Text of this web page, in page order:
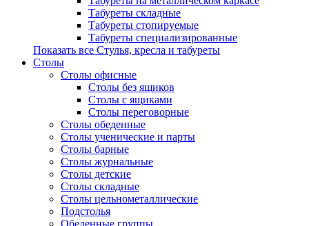
Табуреты складные
Табуреты стопируемые
Табуреты специализированные
Показать все Стулья, кресла и табуреты
Столы
Столы офисные
Столы без ящиков
Столы с ящиками
Столы переговорные
Столы обеденные
Столы ученические и парты
Столы барные
Столы журнальные
Столы детские
Столы складные
Столы цельнометаллические
Подстолья
Обеденные группы